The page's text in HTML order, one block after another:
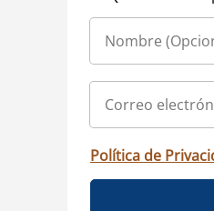
Política de